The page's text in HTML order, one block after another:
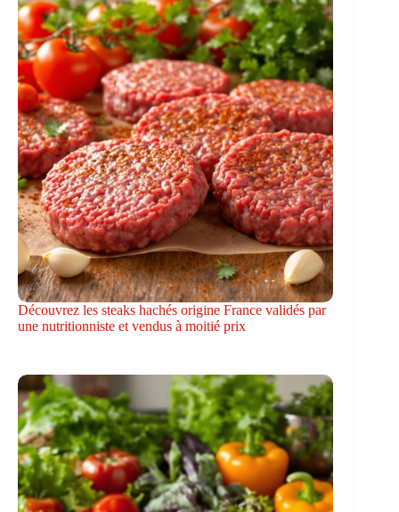
Découvrez les steaks hachés origine France validés par
une nutritionniste et vendus à moitié prix